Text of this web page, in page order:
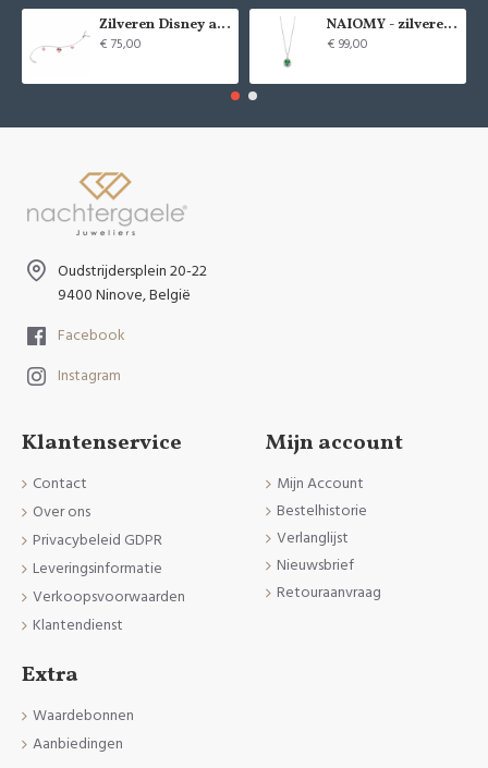
Zilveren Disney armband Minnie Mouse - 9084
€ 75,00
NAIOMY - zilveren halsketting met zirconium - 37715
€ 99,00
Oudstrijdersplein 20-22
9400 Ninove, België
Facebook
Instagram
Klantenservice
Contact
Over ons
Privacybeleid GDPR
Leveringsinformatie
Verkoopsvoorwaarden
Klantendienst
Mijn account
Mijn Account
Bestelhistorie
Verlanglijst
Nieuwsbrief
Retouraanvraag
Extra
Waardebonnen
Aanbiedingen